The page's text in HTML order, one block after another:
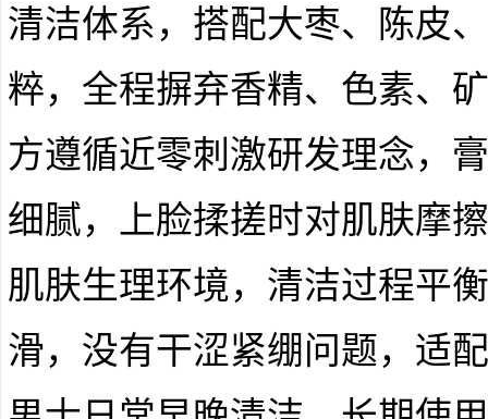
清洁体系，搭配大枣、陈皮
粹，全程摒弃香精、色素、
方遵循近零刺激研发理念，
细腻，上脸揉搓时对肌肤摩
肌肤生理环境，清洁过程平
滑，没有干涩紧绷问题，适